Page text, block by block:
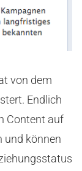
von dem
Endlich
Content auf
und können